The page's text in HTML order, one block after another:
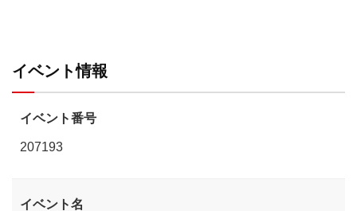
イベント情報
イベント番号
207193
イベント名